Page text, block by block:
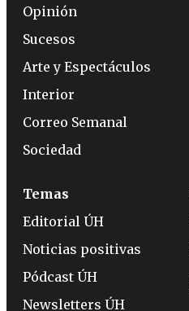
Opinión
Sucesos
Arte y Espectáculos
Interior
Correo Semanal
Sociedad
Temas
Editorial ÚH
Noticias positivas
Pódcast ÚH
Newsletters ÚH